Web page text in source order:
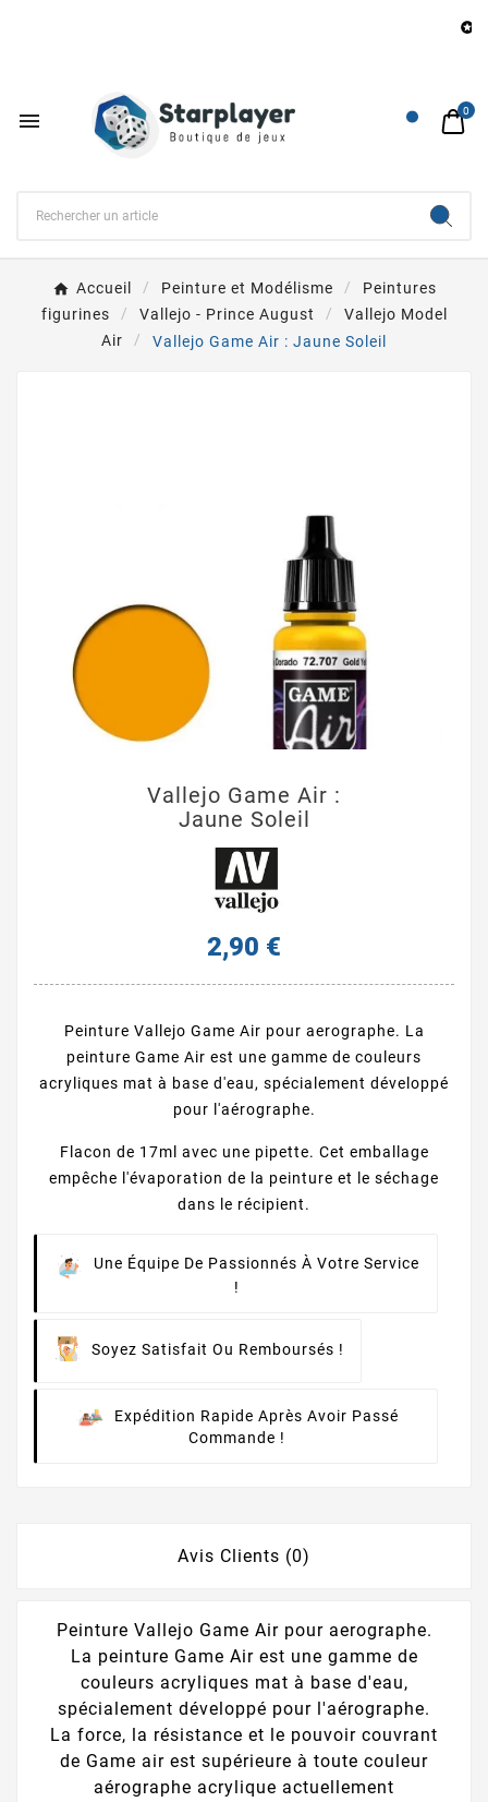

 0
Accueil Peinture et Modélisme
Peintures
figurines
Vallejo - Prince August
Vallejo Model
Air
Vallejo Game Air : Jaune Soleil
Vallejo Game Air :
Jaune Soleil
2,90 €
Peinture Vallejo Game Air pour aerographe. La
peinture Game Air est une gamme de couleurs
acryliques mat à base d'eau, spécialement développé
pour l'aérographe.
Flacon de 17ml avec une pipette. Cet emballage
empêche l'évaporation de la peinture et le séchage
dans le récipient.
Une Équipe De Passionnés À Votre Service
!
Soyez Satisfait Ou Remboursés !
Expédition Rapide Après Avoir Passé
Commande !
Avis Clients (0)
Peinture Vallejo Game Air pour aerographe.
La peinture Game Air est une gamme de
couleurs acryliques mat à base d'eau,
spécialement développé pour l'aérographe.
La force, la résistance et le pouvoir couvrant
de Game air est supérieure à toute couleur
aérographe acrylique actuellement